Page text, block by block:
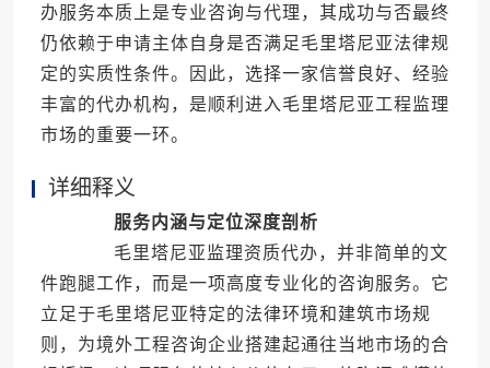
办服务本质上是专业咨询与代理，其成功与否最终
仍依赖于申请主体自身是否满足毛里塔尼亚法律规
定的实质性条件。因此，选择一家信誉良好、经验
丰富的代办机构，是顺利进入毛里塔尼亚工程监理
市场的重要一环。
详细释义
服务内涵与定位深度剖析
毛里塔尼亚监理资质代办，并非简单的文
件跑腿工作，而是一项高度专业化的咨询服务。它
立足于毛里塔尼亚特定的法律环境和建筑市场规
则，为境外工程咨询企业搭建起通往当地市场的合